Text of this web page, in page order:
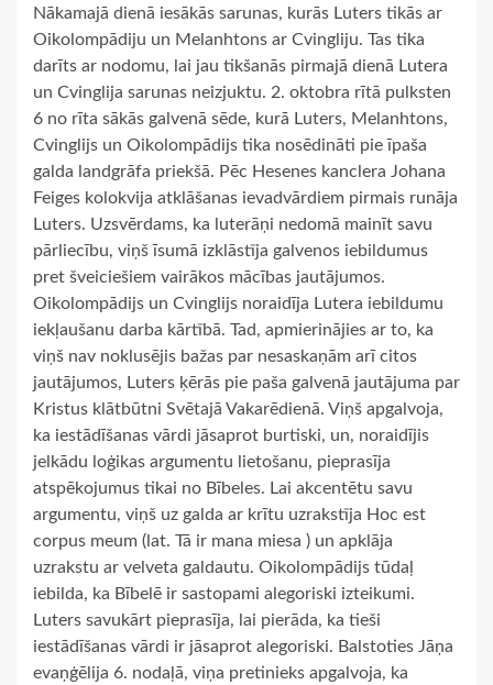
Nākamajā dienā iesākās sarunas, kurās Luters tikās ar
Oikolompādiju un Melanhtons ar Cvingliju. Tas tika
darīts ar nodomu, lai jau tikšanās pirmajā dienā Lutera
un Cvinglija sarunas neizjuktu. 2. oktobra rītā pulksten
6 no rīta sākās galvenā sēde, kurā Luters, Melanhtons,
Cvinglijs un Oikolompādijs tika nosēdināti pie īpaša
galda landgrāfa priekšā. Pēc Hesenes kanclera Johana
Feiges kolokvija atklāšanas ievadvārdiem pirmais runāja
Luters. Uzsvērdams, ka luterāņi nedomā mainīt savu
pārliecību, viņš īsumā izklāstīja galvenos iebildumus
pret šveiciešiem vairākos mācības jautājumos.
Oikolompādijs un Cvinglijs noraidīja Lutera iebildumu
iekļaušanu darba kārtībā. Tad, apmierinājies ar to, ka
viņš nav noklusējis bažas par nesaskaņām arī citos
jautājumos, Luters ķērās pie paša galvenā jautājuma par
Kristus klātbūtni Svētajā Vakarēdienā. Viņš apgalvoja,
ka iestādīšanas vārdi jāsaprot burtiski, un, noraidījis
jelkādu loģikas argumentu lietošanu, pieprasīja
atspēkojumus tikai no Bībeles. Lai akcentētu savu
argumentu, viņš uz galda ar krītu uzrakstīja Hoc est
corpus meum (lat. Tā ir mana miesa ) un apklāja
uzrakstu ar velveta galdautu. Oikolompādijs tūdaļ
iebilda, ka Bībelē ir sastopami alegoriski izteikumi.
Luters savukārt pieprasīja, lai pierāda, ka tieši
iestādīšanas vārdi ir jāsaprot alegoriski. Balstoties Jāņa
evaņģēlija 6. nodaļā, viņa pretinieks apgalvoja, ka